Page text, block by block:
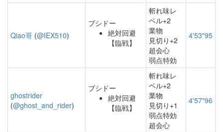
Qiao哥 (@IEX510)
ブシドー
絶対回避
【臨戦】
斬れ味レ
ベル+2
業物
見切り+2
超会心
弱点特効
4'53"95
ghostrider
(@ghost_and_rider)
ブシドー
絶対回避
【臨戦】
斬れ味レ
ベル+2
業物
見切り+1
弱点特効
超会心
4'57"96